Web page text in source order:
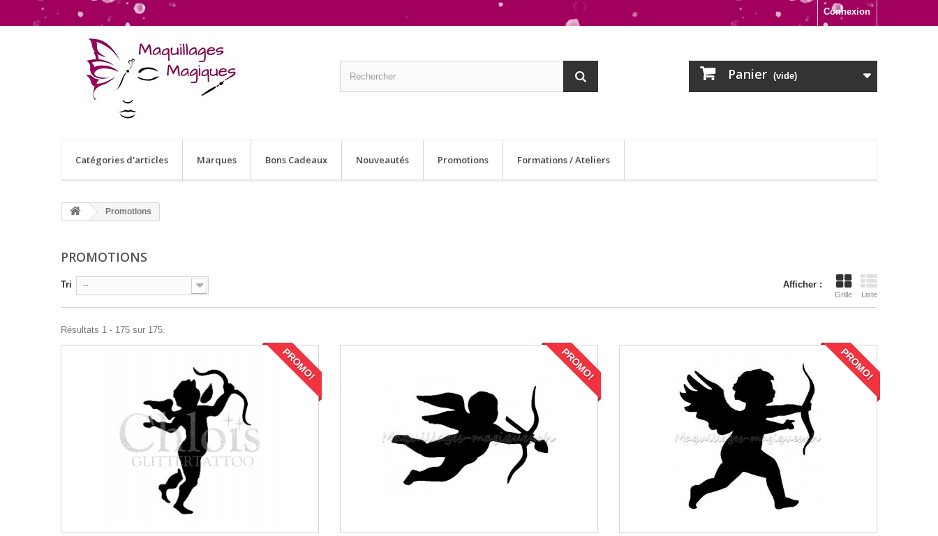
Connexion
Panier (vide)
Catégories d'articles Marques Bons Cadeaux Nouveautés Promotions Formations / Ateliers
Promotions
PROMOTIONS
Afficher :
Grille Liste
Tri --
Résultats 1 - 175 sur 175.
PROMO! PROMO! PROMO!